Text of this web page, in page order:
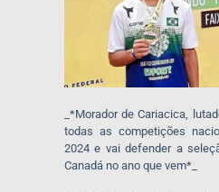
_*Morador de Cariacica,
todas as competições
2024 e vai defender a
Canadá no ano que vem*_